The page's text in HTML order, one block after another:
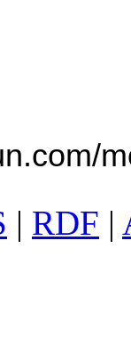
| RDF |